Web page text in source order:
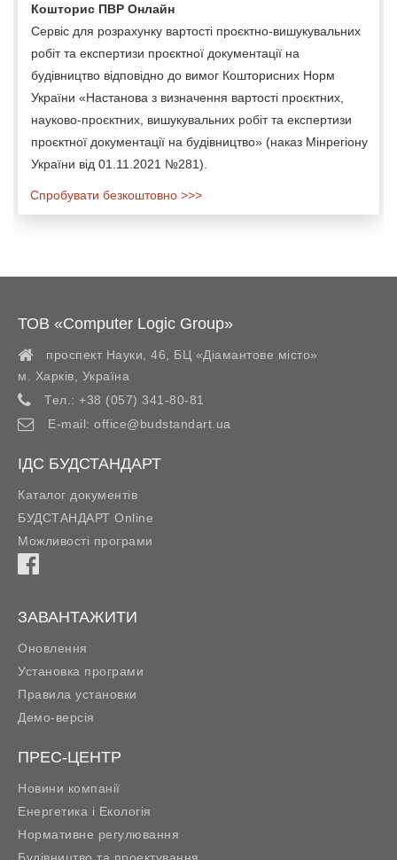
Кошторис ПВР Онлайн
Сервіс для розрахунку вартості проєктно-вишукувальних
робіт та експертизи проєктної документації на
будівництво відповідно до вимог Кошторисних Норм
України «Настанова з визначення вартості проєктних,
науково-проєктних, вишукувальних робіт та експертизи
проєктної документації на будівництво» (наказ Мінрегіону
України від 01.11.2021 №281).
Спробувати безкоштовно >>>
ТОВ «Computer Logic Group»
проспект Науки, 46, БЦ «Діамантове місто»
м. Харків
Україна
Тел.: +38 (057) 341-80-81
E-mail: office@budstandart.ua
ІДС БУДСТАНДАРТ
Каталог документів
БУДСТАНДАРТ Online
Можливості програми
ЗАВАНТАЖИТИ
Оновлення
Установка програми
Правила установки
Демо-версія
ПРЕС-ЦЕНТР
Новини компанії
Енергетика і Екологія
Нормативне регулювання